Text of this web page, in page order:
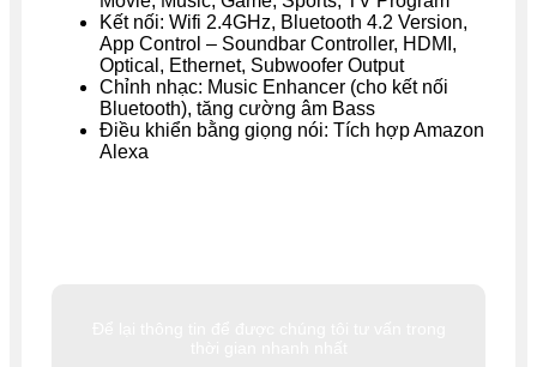
Kết nối: Wifi 2.4GHz, Bluetooth 4.2 Version,
App Control – Soundbar Controller, HDMI,
Optical, Ethernet, Subwoofer Output
Chỉnh nhạc: Music Enhancer (cho kết nối
Bluetooth), tăng cường âm Bass
Điều khiển bằng giọng nói: Tích hợp Amazon
Alexa